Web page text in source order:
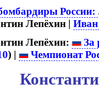
России:
Лепёхин |
Лепёхин:
За
) | Чемпионат